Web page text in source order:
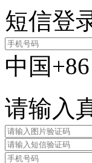
短信登
中国+86
请输入